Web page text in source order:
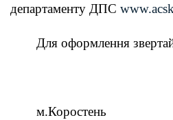
департаменту ДПС
Для оформлення
м.Коростень